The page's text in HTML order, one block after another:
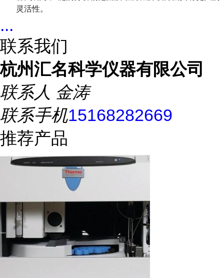
灵活性。
...
联系我们
杭州汇名科学仪器有限公司
联系人 金涛
联系手机15168282669
推荐产品